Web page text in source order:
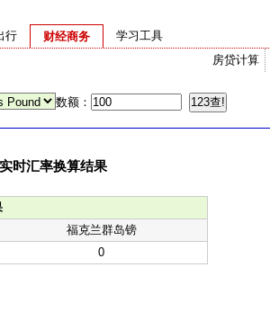
行
财经商务
房贷计算
学习工具
数额：
时汇率换算结果
福克兰群岛镑
0